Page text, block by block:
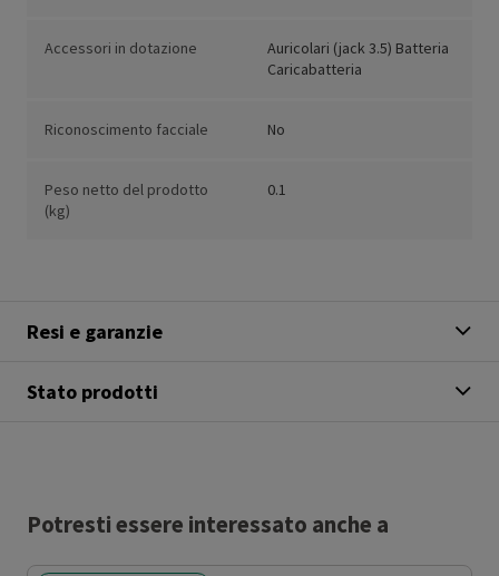
Accessori in dotazione
Auricolari (jack 3.5) Batteria
Caricabatteria
Riconoscimento facciale No
Peso netto del prodotto
(kg)
0.1
Resi e garanzie
Stato prodotti
Potresti essere interessato anche a